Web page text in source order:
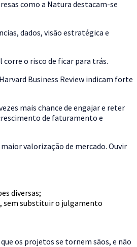
como a Natura destacam-se
dados, visão estratégica e
o risco de ficar para trás.
Business Review indicam forte
mais chance de engajar e reter
de faturamento e
valorização de mercado. Ouvir
diversas;
sem substituir o julgamento
os projetos se tornem sãos, e não